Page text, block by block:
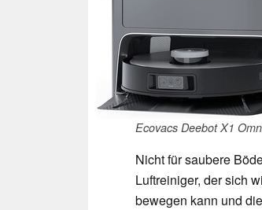
Ecovacs Deebot X1
Nicht für saubere
Luftreiniger, der sich
bewegen kann und